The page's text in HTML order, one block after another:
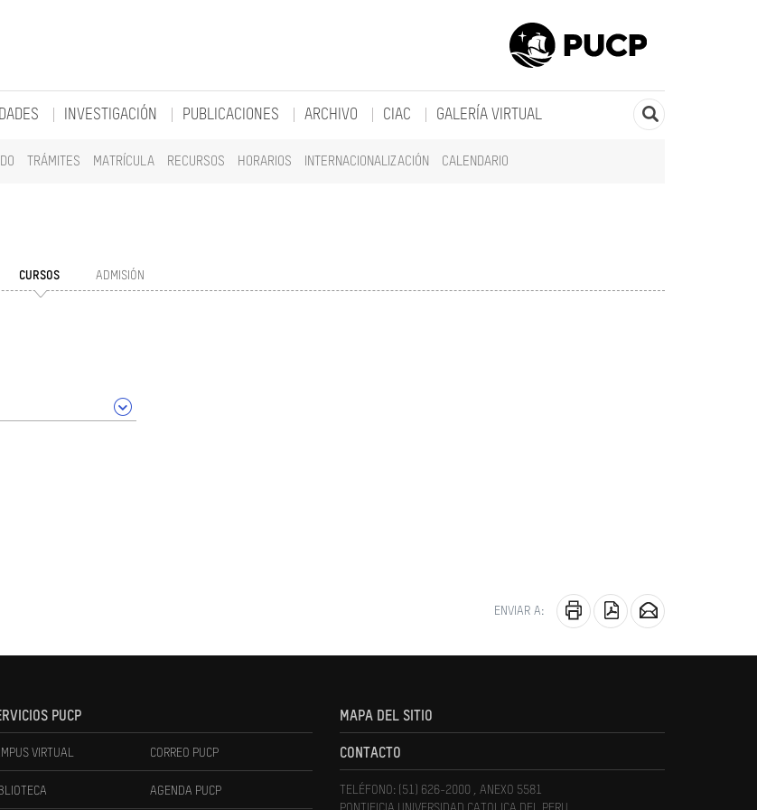
TRÁMITES MATRÍCULA RECURSOS HORARIOS INTERNACIONALIZACIÓN CALENDARIO
INVESTIGACIÓN PUBLICACIONES ARCHIVO CIAC GALERÍA VIRTUAL
CURSOS ADMISIÓN
ENVIAR A:
PUCP
VIRTUAL CORREO PUCP
AGENDA PUCP
MAPA DEL SITIO
CONTACTO
TELÉFONO: (51) 626-2000 , ANEXO 5581